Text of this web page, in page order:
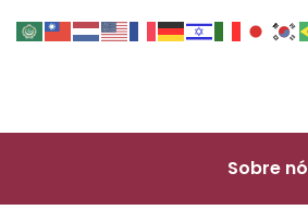
Sobre